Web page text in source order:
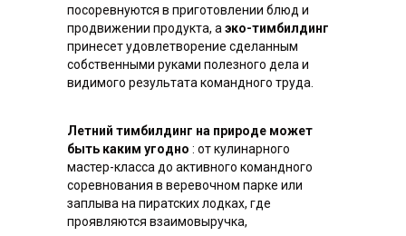
посоревнуются в приготовлении блюд и
продвижении продукта, а эко-тимбилдинг
принесет удовлетворение сделанным
собственными руками полезного дела и
видимого результата командного труда.
Летний тимбилдинг на природе может
быть каким угодно : от кулинарного
мастер-класса до активного командного
соревнования в веревочном парке или
заплыва на пиратских лодках, где
проявляются взаимовыручка,
Частыевопросы